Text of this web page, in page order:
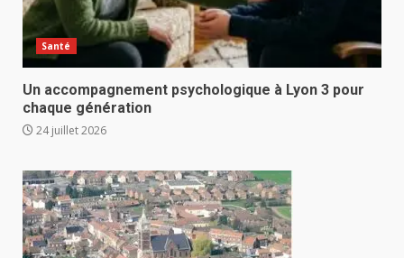
Santé
Un accompagnement psychologique à Lyon 3 pour
chaque génération
24 juillet 2026